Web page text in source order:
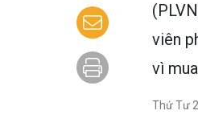
viên
vì
Thứ Tư